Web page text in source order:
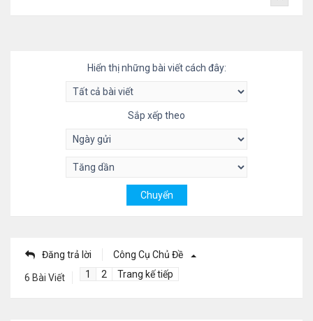
Hiển thị những bài viết cách đây:
Sắp xếp theo
Đăng trả lời Công Cụ Chủ Đề
6 Bài Viết 1 2 Trang kế tiếp